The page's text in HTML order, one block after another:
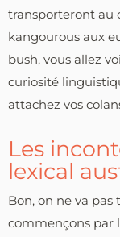
transporteront au
kangourous aux
bush, vous allez
curiosité
attachez vos
Les
lexical
Bon, on ne va
commençons par